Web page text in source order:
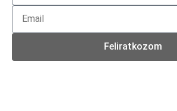
Feliratkozom